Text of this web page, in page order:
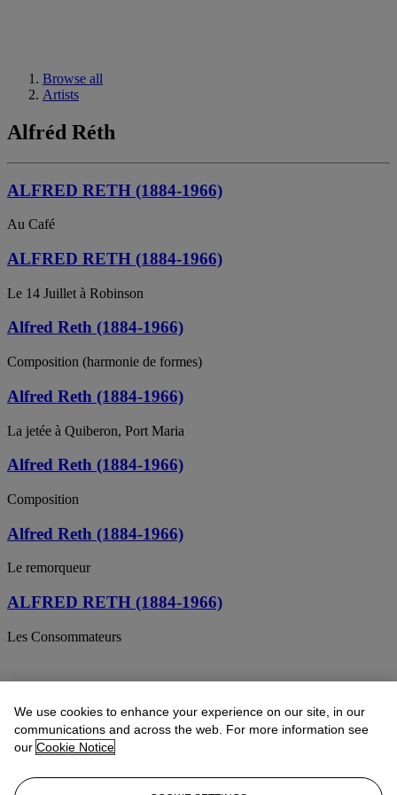
Browse all
Artists
Alfréd Réth
ALFRED RETH (1884-1966)
Au Café
ALFRED RETH (1884-1966)
Le 14 Juillet à Robinson
Alfred Reth (1884-1966)
Composition (harmonie de formes)
Alfred Reth (1884-1966)
La jetée à Quiberon, Port Maria
Alfred Reth (1884-1966)
Composition
Alfred Reth (1884-1966)
Le remorqueur
ALFRED RETH (1884-1966)
Les Consommateurs
We use cookies to enhance your experience on our site, in our
communications and across the web. For more information see
our Cookie Notice